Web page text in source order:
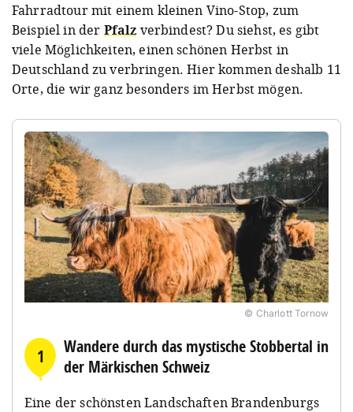
Fahrradtour mit einem kleinen Vino-Stop, zum
Beispiel in der Pfalz verbindest? Du siehst, es gibt
viele Möglichkeiten, einen schönen Herbst in
Deutschland zu verbringen. Hier kommen deshalb 11
Orte, die wir ganz besonders im Herbst mögen.
© Charlott Tornow
1
Wandere durch das mystische Stobbertal in
der Märkischen Schweiz
Eine der schönsten Landschaften Brandenburgs